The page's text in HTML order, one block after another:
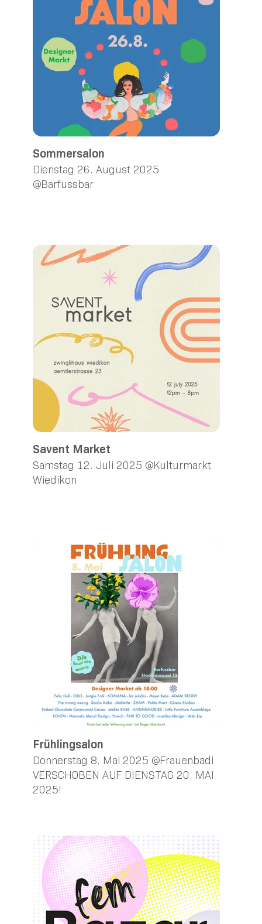
Sommersalon
Dienstag 26. August 2025
@Barfussbar
Savent Market
Samstag 12. Juli 2025 @Kulturmarkt
Wiedikon
Frühlingsalon
Donnerstag 8. Mai 2025 @Frauenbadi
VERSCHOBEN AUF DIENSTAG 20. MAI
2025!